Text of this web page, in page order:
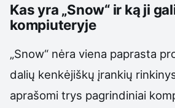
Kas yra „Snow“ ir ką ji
kompiuteryje
„Snow“ nėra viena paprasta
dalių kenkėjiškų įrankių
aprašomi trys pagrindiniai